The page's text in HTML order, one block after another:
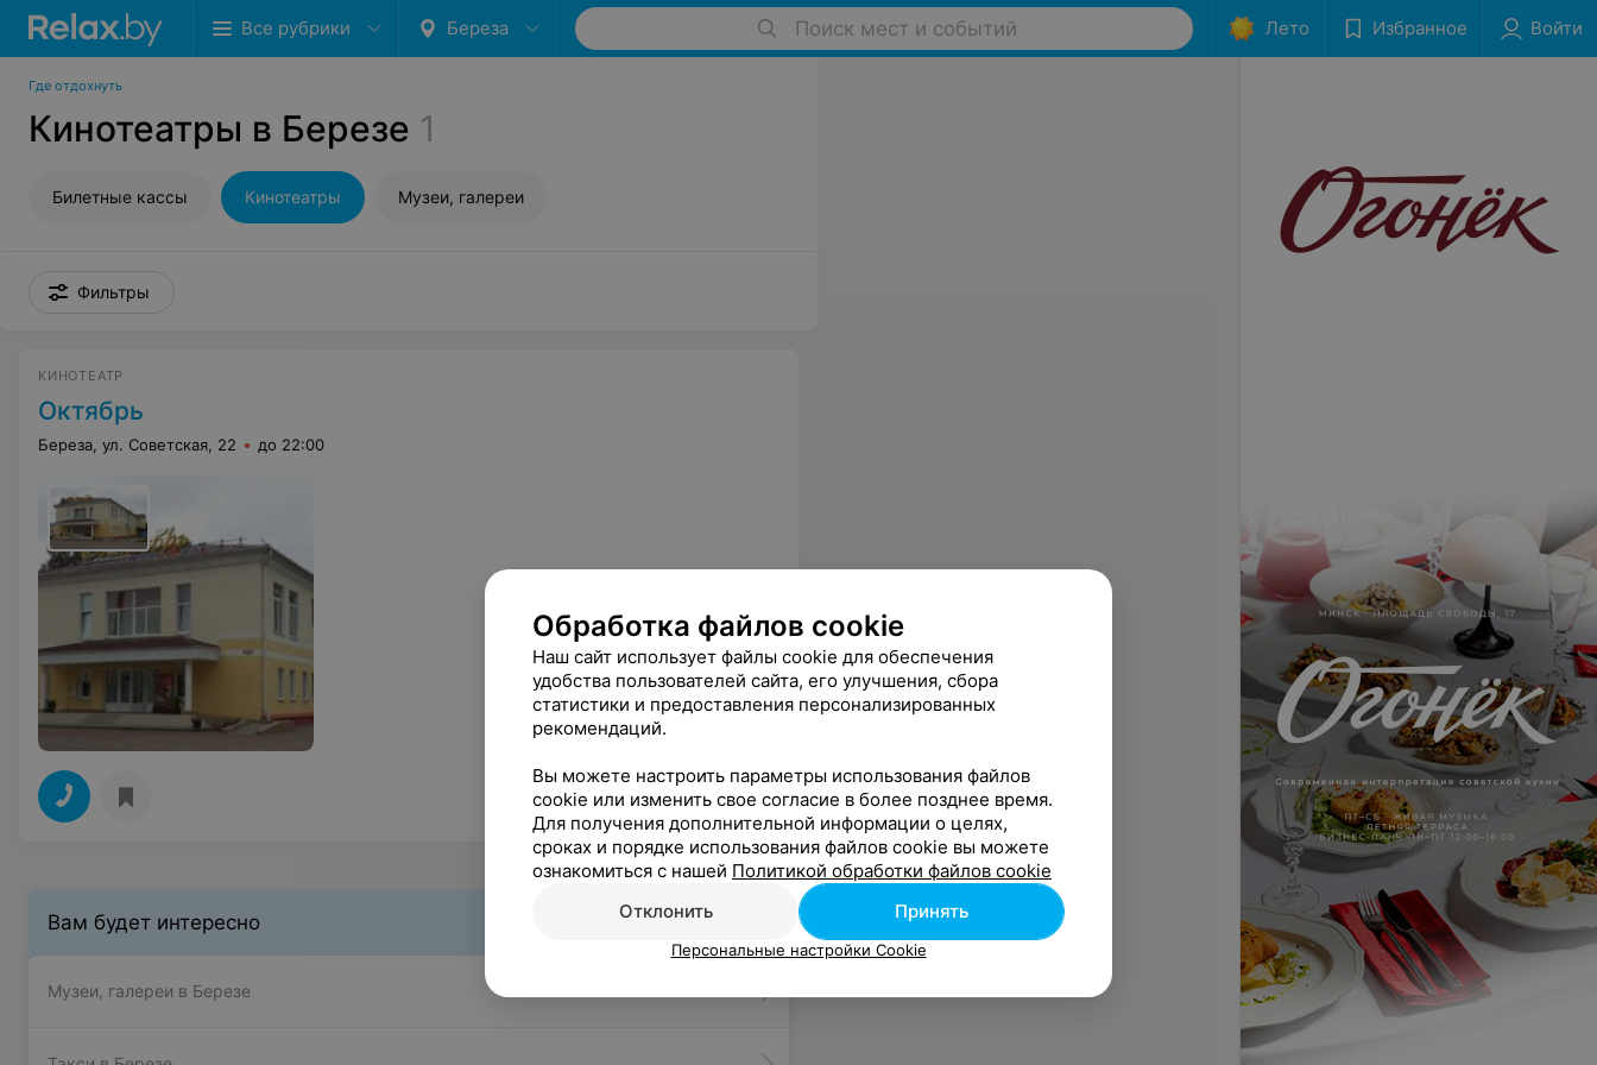
Все рубрики Береза Поиск мест и событий Лето Избранное Войти
Где отдохнуть
Кинотеатры в Березе 1
Билетные кассы Кинотеатры Музеи, галереи
Фильтры
КИНОТЕАТР
Октябрь
Береза, ул. Советская, 22 до 22:00
Вам будет интересно
Музеи, галереи в Березе
Обработка файлов cookie
Наш сайт использует файлы cookie для обеспечения
удобства пользователей сайта, его улучшения, сбора
статистики и предоставления персонализированных
рекомендаций.
Вы можете настроить параметры использования файлов
cookie или изменить свое согласие в более позднее время.
Для получения дополнительной информации о целях,
сроках и порядке использования файлов cookie вы можете
ознакомиться с нашей Политикой обработки файлов cookie
Отклонить
Принять
Персональные настройки Cookie